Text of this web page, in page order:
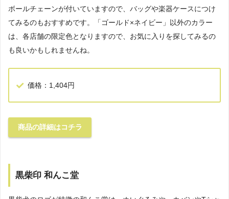
ボールチェーンが付いていますので、バッグや楽器ケースにつけ
てみるのもおすすめです。「ゴールド×ネイビー」以外のカラー
は、各店舗の限定色となりますので、お気に入りを探してみるの
も良いかもしれませんね。
価格：1,404円
商品の詳細はコチラ
黒柴印 和んこ堂